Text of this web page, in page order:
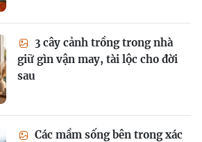
3 cây cảnh trồng trong nhà
giữ gìn vận may, tài lộc cho đời
sau
Các mầm sống bên trong xác